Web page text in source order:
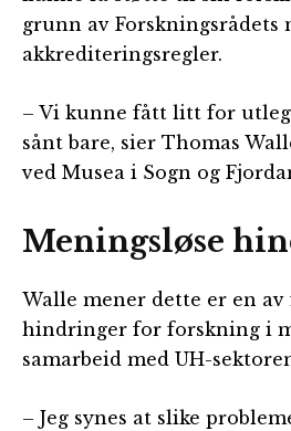
grunn av Forskningsrådets
akkrediteringsregler.
– Vi kunne fått litt for
sånt bare, sier Thomas
ved Musea i Sogn og
Meningsløse
Walle mener dette er en av
hindringer for forskning i
samarbeid med UH-
– Jeg synes at slike